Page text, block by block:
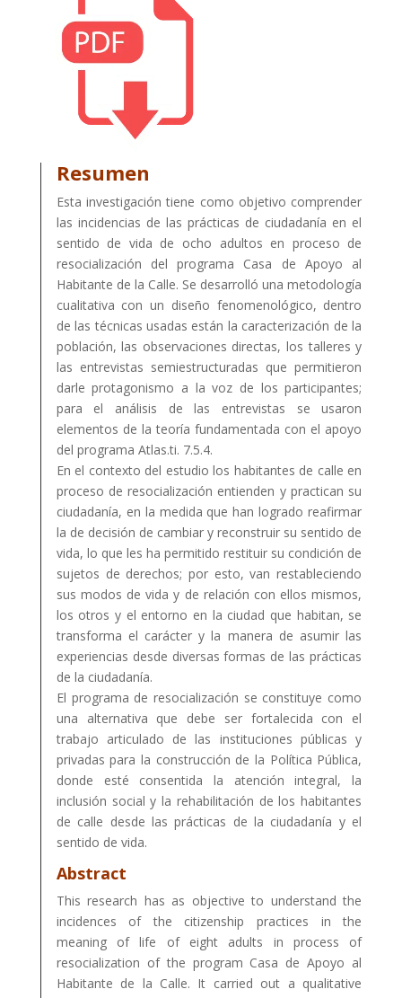
Resumen
Esta investigación tiene como objetivo comprender
las incidencias de las prácticas de ciudadanía en el
sentido de vida de ocho adultos en proceso de
resocialización del programa Casa de Apoyo al
Habitante de la Calle. Se desarrolló una metodología
cualitativa con un diseño fenomenológico, dentro
de las técnicas usadas están la caracterización de la
población, las observaciones directas, los talleres y
las entrevistas semiestructuradas que permitieron
darle protagonismo a la voz de los participantes;
para el análisis de las entrevistas se usaron
elementos de la teoría fundamentada con el apoyo
del programa Atlas.ti. 7.5.4.
En el contexto del estudio los habitantes de calle en
proceso de resocialización entienden y practican su
ciudadanía, en la medida que han logrado reafirmar
la de decisión de cambiar y reconstruir su sentido de
vida, lo que les ha permitido restituir su condición de
sujetos de derechos; por esto, van restableciendo
sus modos de vida y de relación con ellos mismos,
los otros y el entorno en la ciudad que habitan, se
transforma el carácter y la manera de asumir las
experiencias desde diversas formas de las prácticas
de la ciudadanía.
El programa de resocialización se constituye como
una alternativa que debe ser fortalecida con el
trabajo articulado de las instituciones públicas y
privadas para la construcción de la Política Pública,
donde esté consentida la atención integral, la
inclusión social y la rehabilitación de los habitantes
de calle desde las prácticas de la ciudadanía y el
sentido de vida.
Abstract
This research has as objective to understand the
incidences of the citizenship practices in the
meaning of life of eight adults in process of
resocialization of the program Casa de Apoyo al
Habitante de la Calle. It carried out a qualitative